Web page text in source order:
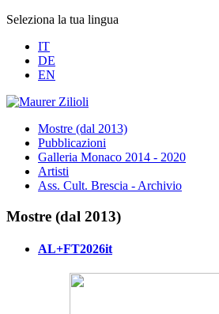
Seleziona la tua lingua
IT
DE
EN
Mostre (dal 2013)
Pubblicazioni
Galleria Monaco 2014 - 2020
Artisti
Ass. Cult. Brescia - Archivio
Mostre (dal 2013)
AL+FT2026it